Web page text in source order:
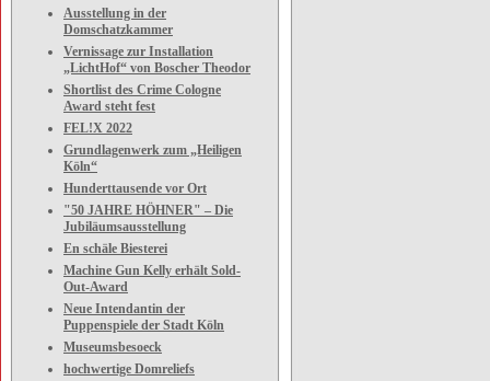
Ausstellung in der
Domschatzkammer
Vernissage zur Installation
„LichtHof“ von Boscher Theodor
Shortlist des Crime Cologne
Award steht fest
FEL!X 2022
Grundlagenwerk zum „Heiligen
Köln“
Hunderttausende vor Ort
"50 JAHRE HÖHNER" – Die
Jubiläumsausstellung
En schäle Biesterei
Machine Gun Kelly erhält Sold-
Out-Award
Neue Intendantin der
Puppenspiele der Stadt Köln
Museumsbesoeck
hochwertige Domreliefs